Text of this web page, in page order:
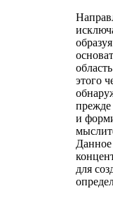
этого
прежде
и
для